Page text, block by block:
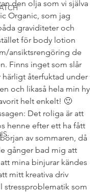
den olja som vi själva
Organic, som jag
graviditeter och
för body lotion
ansiktsrengöring de
Finns inget som slår
härligt återfuktad under
och likaså hela min hy
helt enkelt! 🙂
Det roliga är att
henne efter ett ha fått
av sommaren, då
gånger bad mig att
mina binjurar kändes
mitt kreativa driv
stressproblematik som